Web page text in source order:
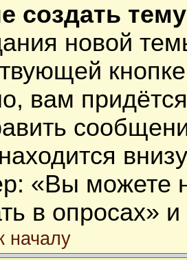
создать
новой
вам
«Вы можете
в опросах» и
началу